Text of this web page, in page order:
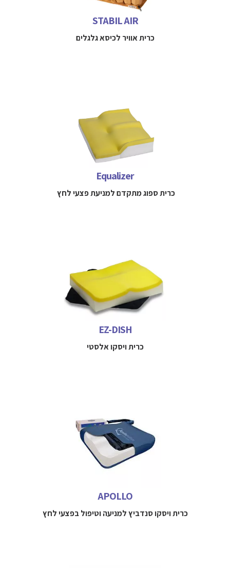
STABIL AIR
כרית אוויר לכיסא גלגלים
Equalizer
כרית ספוג מתקדם למניעת פצעי לחץ
כרית משולבת ג'ל וספוג ויסקו אלסטי למניעת פצעי לחץ או
כאבים למטופלים בסיכון בינוני- גבוה לפתח פצעי לחץ
למידע נוסף חייגו
EZ-DISH
כרית ויסקו אלסטי
כרית ספוג מתקדם ויסקו-אלסטי למניעת פצעי לחץ או כאבים
בישבן למטופלים בסיכון נמוך עד בינוני
למידע נוסף חייגו
APOLLO
כרית ויסקו סנדביץ למניעה וטיפול בפצעי לחץ
כרית דינמית למניעה וטיפול בפצעי לחץ על בסיס ויסקו לנוחות
והפחתת לחץ
למידע נוסף חייגו